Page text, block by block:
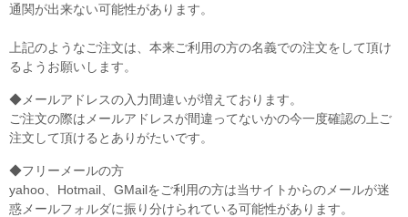
通関が出来ない可能性があります。
上記のようなご注文は、本来ご利用の方の名義での注文をして頂け
るようお願いします。
◆メールアドレスの入力間違いが増えております。
ご注文の際はメールアドレスが間違ってないかの今一度確認の上ご
注文して頂けるとありがたいです。
◆フリーメールの方
yahoo、Hotmail、GMailをご利用の方は当サイトからのメールが迷
惑メールフォルダに振り分けられている可能性があります。